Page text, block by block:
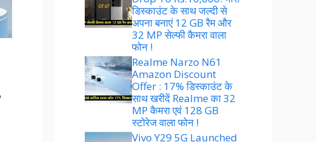
डिस्काउंट के साथ जल्दी से
अपना बनाएं 12 GB रैम और
32 MP सेल्फी कैमरा वाला
फोन !
Realme Narzo N61
Amazon Discount
Offer : 17% डिस्काउंट के
साथ खरीदें Realme का 32
MP कैमरा एवं 128 GB
स्टोरेज वाला फोन !
Vivo Y29 5G Launched